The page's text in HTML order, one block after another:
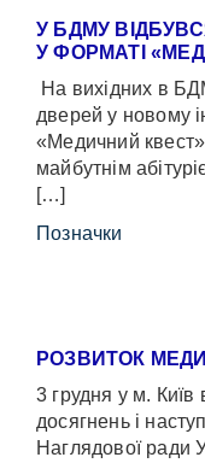
У БДМУ
У ФОРМАТІ
На вихідних в
дверей у новому
«Медичний
майбутнім
[…]
Позначки
РОЗВИТОК
3 грудня у м. Київ
досягнень і
Наглядової ради